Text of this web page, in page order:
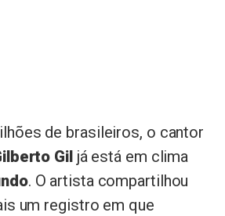
de brasileiros, o cantor
Giljá está em clima
. O artista compartilhou
um registro em que